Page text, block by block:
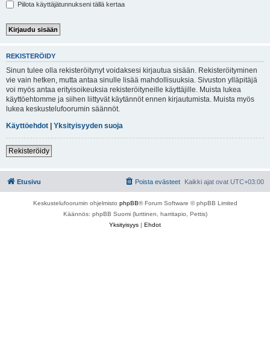
Piilota käyttäjätunnukseni tällä kertaa
REKISTERÖIDY
Sinun tulee olla rekisteröitynyt voidaksesi kirjautua sisään. Rekisteröityminen
vie vain hetken, mutta antaa sinulle lisää mahdollisuuksia. Sivuston ylläpitäjä
voi myös antaa erityisoikeuksia rekisteröityneille käyttäjille. Muista lukea
käyttöehtomme ja siihen liittyvät käytännöt ennen kirjautumista. Muista myös
lukea keskustelufoorumin säännöt.
Käyttöehdot | Yksityisyyden suoja
Rekisteröidy
Etusivu Kaikki ajat ovat UTC+03:00
Poista evästeet
Keskustelufoorumin ohjelmisto phpBB® Forum Software © phpBB Limited
Käännös: phpBB Suomi (lurttinen, harritapio, Pettis)
Yksityisyys | Ehdot